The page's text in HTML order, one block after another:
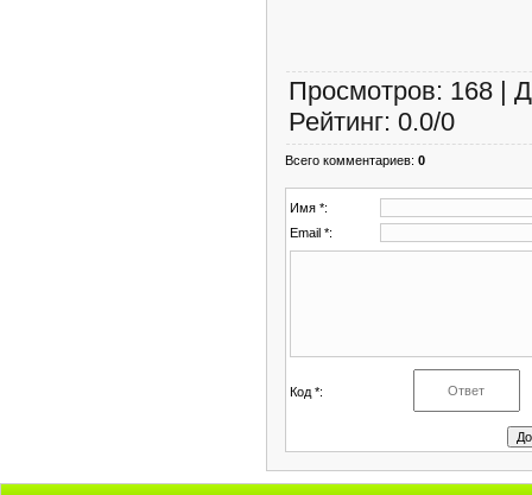
Просмотров: 168 |
Рейтинг: 0.0/0
Всего комментариев: 0
Имя *:
Email *:
Код *: